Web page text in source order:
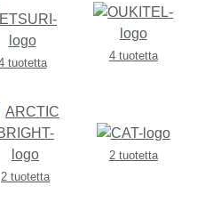
tuotetta
4 tuotetta
2 tuotetta
2 tuotetta